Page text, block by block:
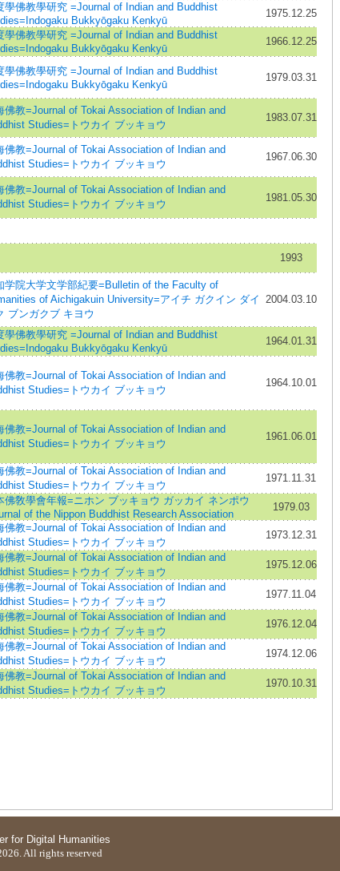
學佛教學研究 =Journal of Indian and Buddhist
Bukkyōgaku Kenkyū
1975.12.25
學佛教學研究 =Journal of Indian and Buddhist
Bukkyōgaku Kenkyū
1966.12.25
學佛教學研究 =Journal of Indian and Buddhist
Bukkyōgaku Kenkyū
1979.03.31
佛教=Journal of Tokai Association of Indian and
Studies=トウカイ ブッキョウ
1983.07.31
佛教=Journal of Tokai Association of Indian and
Studies=トウカイ ブッキョウ
1967.06.30
佛教=Journal of Tokai Association of Indian and
Studies=トウカイ ブッキョウ
1981.05.30
1993
学院大学文学部紀要=Bulletin of the Faculty of
of Aichigakuin University=アイチ ガクイン ダイ
ブンガクブ キヨウ
2004.03.10
學佛教學研究 =Journal of Indian and Buddhist
Bukkyōgaku Kenkyū
1964.01.31
佛教=Journal of Tokai Association of Indian and
Studies=トウカイ ブッキョウ
1964.10.01
佛教=Journal of Tokai Association of Indian and
Studies=トウカイ ブッキョウ
1961.06.01
佛教=Journal of Tokai Association of Indian and
Studies=トウカイ ブッキョウ
1971.11.31
佛敎學會年報=ニホン ブッキョウ ガッカイ ネンポウ
of the Nippon Buddhist Research Association
1979.03
佛教=Journal of Tokai Association of Indian and
Studies=トウカイ ブッキョウ
1973.12.31
佛教=Journal of Tokai Association of Indian and
Studies=トウカイ ブッキョウ
1975.12.06
佛教=Journal of Tokai Association of Indian and
Studies=トウカイ ブッキョウ
1977.11.04
佛教=Journal of Tokai Association of Indian and
Studies=トウカイ ブッキョウ
1976.12.04
佛教=Journal of Tokai Association of Indian and
Studies=トウカイ ブッキョウ
1974.12.06
佛教=Journal of Tokai Association of Indian and
Studies=トウカイ ブッキョウ
1970.10.31
for Digital Humanities
All rights reserved